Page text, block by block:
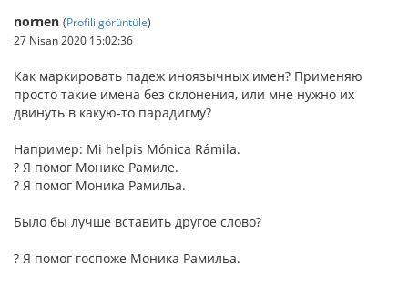
nornen (Profili görüntüle)
27 Nisan 2020 15:02:36
Как маркировать падеж иноязычных имен? Применяю
просто такие имена без склонения, или мне нужно их
двинуть в какую-то парадигму?
Например: Mi helpis Mónica Rámila.
? Я помог Монике Рамиле.
? Я помог Моника Рамильа.
Было бы лучше вставить другое слово?
? Я помог госпоже Моника Рамильа.